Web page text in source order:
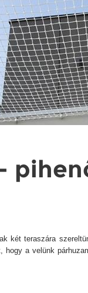
két teraszára
hogy a velünk